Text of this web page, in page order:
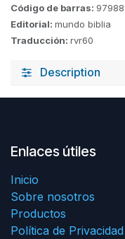
Código de barras:
Editorial: mundo biblia
Traducción: rvr60
Description
Enlaces útiles
Inicio
Sobre nosotros
Productos
Política de Privacidad